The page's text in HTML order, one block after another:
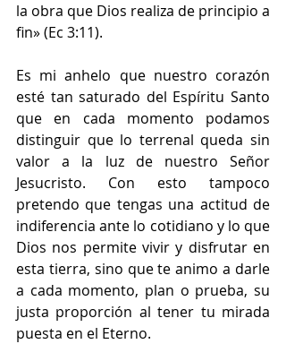
la obra que Dios realiza de principio a
fin» (Ec 3:11).
Es mi anhelo que nuestro corazón
esté tan saturado del Espíritu Santo
que en cada momento podamos
distinguir que lo terrenal queda sin
valor a la luz de nuestro Señor
Jesucristo. Con esto tampoco
pretendo que tengas una actitud de
indiferencia ante lo cotidiano y lo que
Dios nos permite vivir y disfrutar en
esta tierra, sino que te animo a darle
a cada momento, plan o prueba, su
justa proporción al tener tu mirada
puesta en el Eterno.